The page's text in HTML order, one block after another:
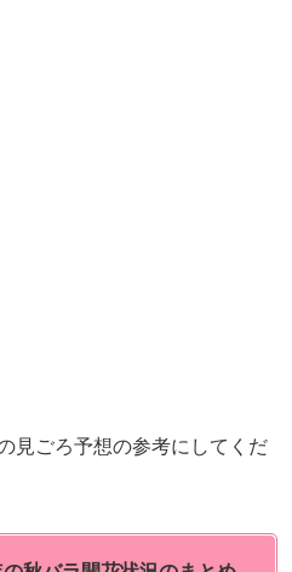
見ごろ予想の参考にしてくだ